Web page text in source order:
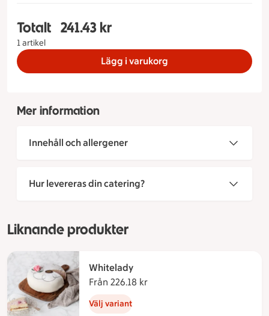
Totalt
1 artikel
Totalt 1 stycken Frukttårta Storlek på tårta 8
241.43 kr
Lägg i varukorg
Mer information
Innehåll och allergener
Hur levereras din catering?
Liknande produkter
Whitelady
Från 226.18 kr
Välj variant